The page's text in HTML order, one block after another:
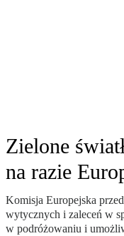
Zielone
na razie
Komisja Europejska
wytycznych i zaleceń w
w podróżowaniu i